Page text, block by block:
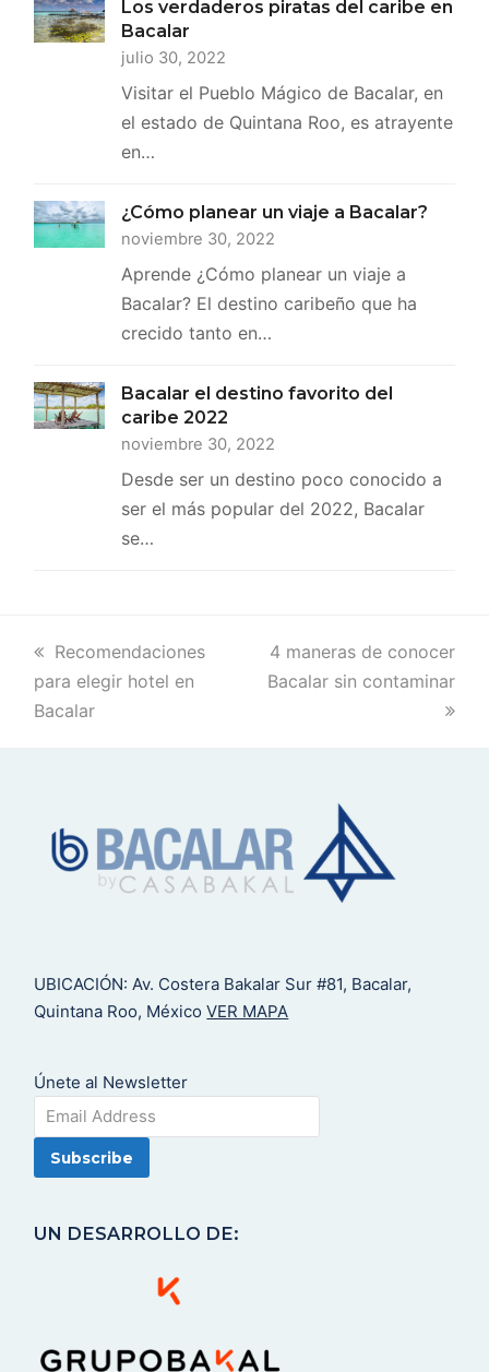
Los verdaderos piratas del caribe en
Bacalar
julio 30, 2022
Visitar el Pueblo Mágico de Bacalar, en
el estado de Quintana Roo, es atrayente
en…
¿Cómo planear un viaje a Bacalar?
noviembre 30, 2022
Aprende ¿Cómo planear un viaje a
Bacalar? El destino caribeño que ha
crecido tanto en…
Bacalar el destino favorito del
caribe 2022
noviembre 30, 2022
Desde ser un destino poco conocido a
ser el más popular del 2022, Bacalar
se…
previous
post:
Recomendaciones
para elegir hotel en
Bacalar
next
post:
4 maneras de conocer
Bacalar sin contaminar
UBICACIÓN: Av. Costera Bakalar Sur #81, Bacalar,
Quintana Roo, MéxicoVER MAPA
Únete al Newsletter
UN DESARROLLO DE: